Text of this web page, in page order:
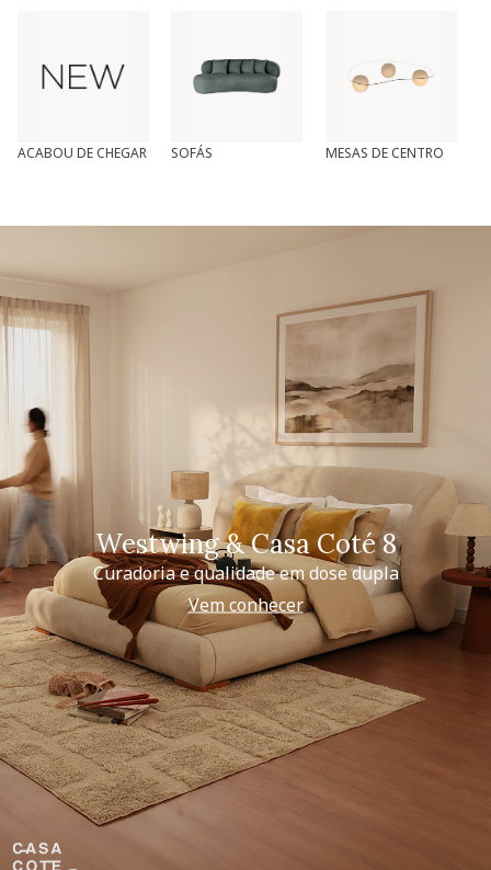
ACABOU DE CHEGAR SOFÁS MESAS DE CENTRO
Westwing & Casa Coté 8
Curadoria e qualidade em dose dupla
Vem conhecer